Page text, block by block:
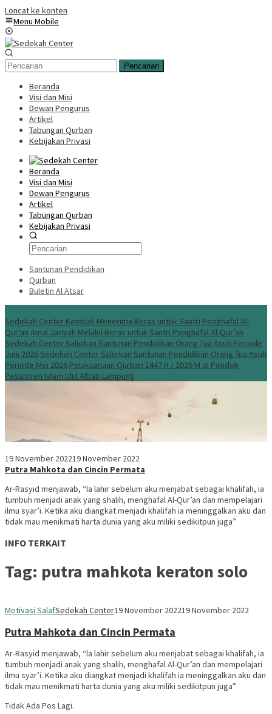
Loncat ke konten
Menu Mobile
Pencarian
Beranda
Visi dan Misi
Dewan Pengurus
Artikel
Tabungan Qurban
Kebijakan Privasi
Beranda
Visi dan Misi
Dewan Pengurus
Artikel
Tabungan Qurban
Kebijakan Privasi
Santunan Pendidikan
Qurban
Buletin Al Atsar
Sedekah Center Kembali Menerima Beras untuk Santri Penghafal Al-
Qur’an Amal Jariyah Melalui Beras untuk Santri Penghafal Al-Qur’an
Sedekah Center Salurkan Santunan Pendidikan Orang Tua Asuh Periode
Juni 2026Sedekah Center Salurkan Santunan Pendidikan Orang Tua Asuh
Periode Mei 2026 Pelaksanaan Qurban 1447 H / 2026 M di Pondok
Pesantren Islam Ulul Albab Lampung
19 November 202219 November 2022
Putra Mahkota dan Cincin Permata
Ar-Rasyid menjawab, “la lahir sebelum aku menjabat sebagai khalifah, ia
tumbuh menjadi anak yang shalih, menghafal Al-Qur’an dan mempelajari
ilmu syar’i. Ketika aku diangkat menjadi khalifah ia meninggalkan aku dan
tidak mau menikmati harta dunia yang aku miliki sedikitpun juga”
INFO TERKAIT
Tag: putra mahkota keraton solo
Motivasi SalafSedekah Center19 November 202219 November 2022
Putra Mahkota dan Cincin Permata
Ar-Rasyid menjawab, “la lahir sebelum aku menjabat sebagai khalifah, ia
tumbuh menjadi anak yang shalih, menghafal Al-Qur’an dan mempelajari
ilmu syar’i. Ketika aku diangkat menjadi khalifah ia meninggalkan aku dan
tidak mau menikmati harta dunia yang aku miliki sedikitpun juga”
Tidak Ada Pos Lagi.